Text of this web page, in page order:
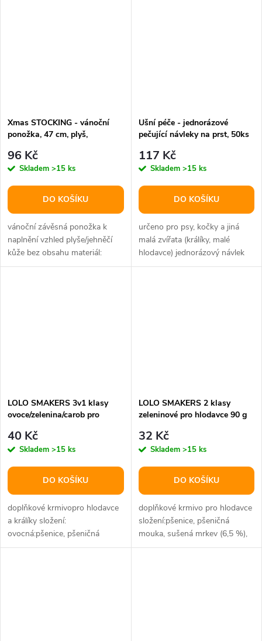
Xmas STOCKING - vánoční
ponožka, 47 cm, plyš,
96 Kč
Skladem >15 ks
DO KOŠÍKU
vánoční závěsná ponožka k
naplnění vzhled plyše/jehněčí
kůže bez obsahu materiál:
polyester velikost: 47 cm
Ušní péče - jednorázové
pečující návleky na prst, 50ks
117 Kč
Skladem >15 ks
DO KOŠÍKU
určeno pro psy, kočky a jiná
malá zvířata (králíky, malé
hlodavce) jednorázový návlek
na prst napuštěný pečujícím...
LOLO SMAKERS 3v1 klasy
ovoce/zelenina/carob pro
40 Kč
Skladem >15 ks
DO KOŠÍKU
doplňkové krmivopro hlodavce
a králíky složení:
ovocná:pšenice, pšeničná
mouka, oves, sušený kokos
LOLO SMAKERS 2 klasy
zeleninové pro hlodavce 90 g
32 Kč
Skladem >15 ks
DO KOŠÍKU
doplňkové krmivo pro hlodavce
složení:pšenice, pšeničná
mouka, sušená mrkev (6,5 %),
sušený pastinák (5,4 %),